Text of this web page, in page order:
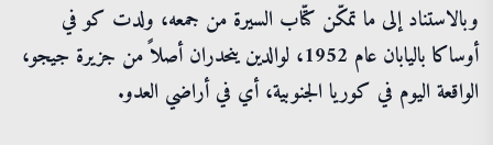
وبالاستناد إلى ما تمكّن كتّاب السيرة من جمعه، ولدت كو في
أوساكا باليابان عام 1952، لوالدين ينحدران أصلاً من جزيرة جيجو،
الواقعة اليوم في كوريا الجنوبية، أي في أراضي العدو.